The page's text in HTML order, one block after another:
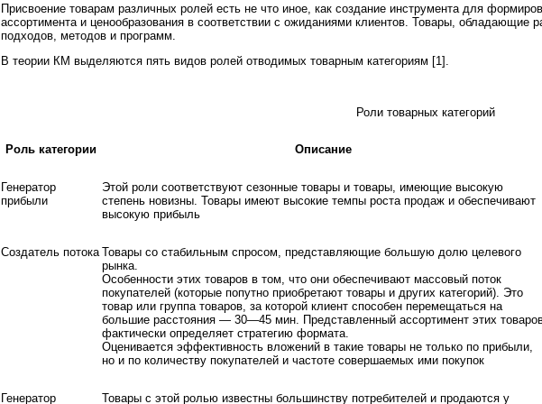
Присвоение товарам различных ролей есть не что иное, как создание инструмента для
ассортимента и ценообразования в соответствии с ожиданиями клиентов. Товары, обладающие
подходов, методов и программ.
В теории КМ выделяются пять видов ролей отводимых товарным категориям [1].
Роли товарных категорий
Роль категории Описание
Генератор
прибыли
Этой роли соответствуют сезонные товары и товары, имеющие высокую
степень новизны. Товары имеют высокие темпы роста продаж и обеспечивают
высокую прибыль
Создатель потока Товары со стабильным спросом, представляющие большую долю целевого
рынка.
Особенности этих товаров в том, что они обеспечивают массовый поток
покупателей (которые попутно приобретают товары и других категорий). Это
товар или группа товаров, за которой клиент способен перемещаться на
большие расстояния — 30—45 мин. Представленный ассортимент этих
фактически определяет стратегию формата.
Оценивается эффективность вложений в такие товары не только по прибыли,
но и по количеству покупателей и частоте совершаемых ими покупок
Генератор
Товары с этой ролью известны большинству потребителей и продаются у